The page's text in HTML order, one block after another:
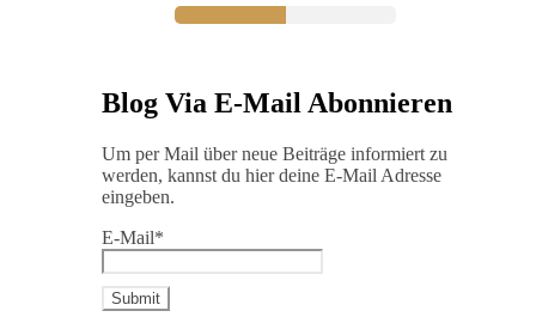
Blog Via E-Mail Abonnieren
Um per Mail über neue Beiträge informiert zu
werden, kannst du hier deine E-Mail Adresse
eingeben.
E-Mail*